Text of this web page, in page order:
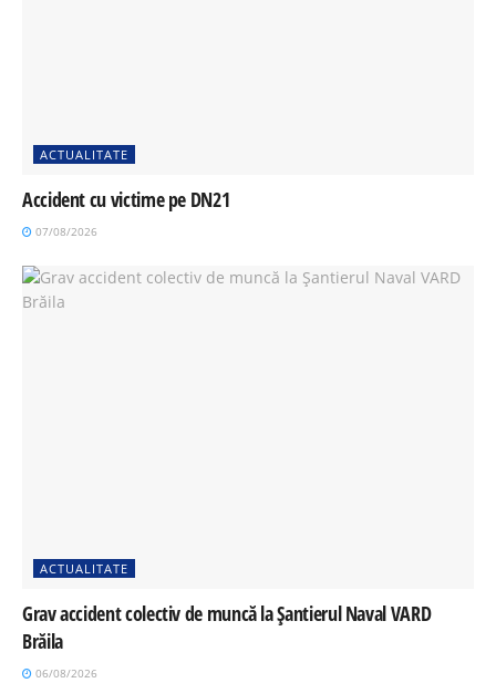
ACTUALITATE
Accident cu victime pe DN21
07/08/2026
ACTUALITATE
Grav accident colectiv de muncă la Șantierul Naval VARD
Brăila
06/08/2026